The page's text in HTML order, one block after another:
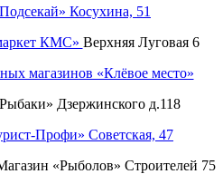
Косухина, 51
КМС» Верхняя Луговая 6
магазинов «Клёвое место»
Дзержинского д.118
Профи» Советская, 47
«Рыболов» Строителей 75